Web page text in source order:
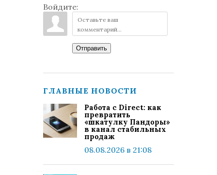
Войдите:
Отправить
ГЛАВНЫЕ НОВОСТИ
Работа с Direct: как
превратить
«шкатулку Пандоры»
в канал стабильных
продаж
08.08.2026 в 21:08